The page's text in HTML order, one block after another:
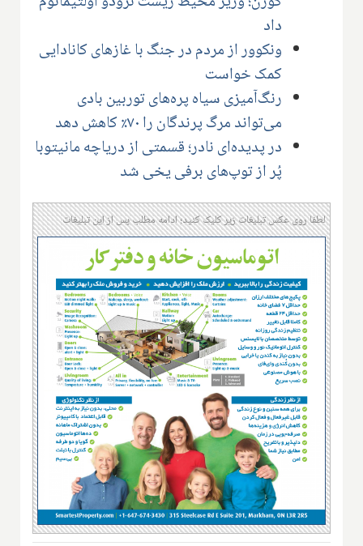
داد
ونکوور از مردم در جنگ با غازهای کانادایی
کمک خواست
رنگ‌آمیزی سیاه پره‌های توربین بادی
می‌تواند مرگ پرندگان را ۷۰٪ کاهش دهد
در پدیده‌ای نادر؛ قسمتی از دریاچه مانیتوبا
پُر از توپ‌های برفی یخی شد
لطفا روی عکس تبلیغات زیر کلیک کنید؛ ادامه مطلب پس از این تبلیغات